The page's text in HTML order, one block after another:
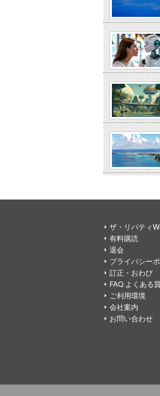
ザ・リバティ
有料購読
退会
プライバシー
訂正・おわび
FAQ よくある
ご利用環境
会社案内
お問い合わせ